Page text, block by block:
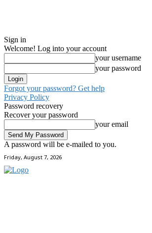
Sign in
Welcome! Log into your account
your username
your password
Forgot your password? Get help
Privacy Policy
Password recovery
Recover your password
your email
A password will be e-mailed to you.
Friday, August 7, 2026